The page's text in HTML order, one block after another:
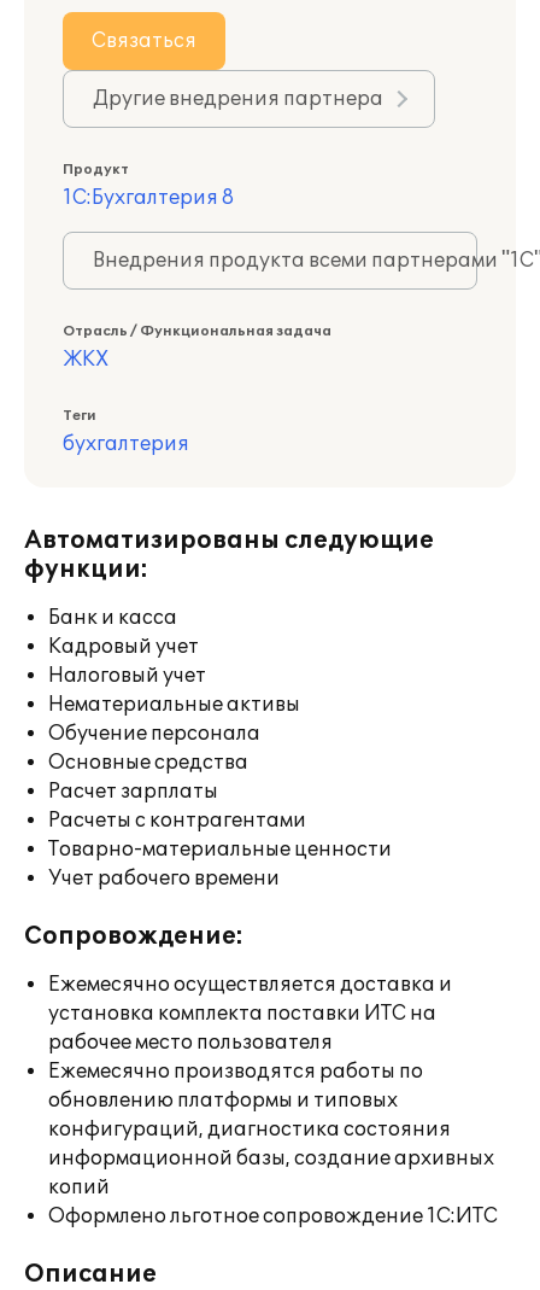
Связаться
Другие внедрения партнера
Продукт
1С:Бухгалтерия 8
Внедрения продукта всеми партнерами
Отрасль / Функциональная задача
ЖКХ
Теги
бухгалтерия
Автоматизированы следующие
функции:
Банк и касса
Кадровый учет
Налоговый учет
Нематериальные активы
Обучение персонала
Основные средства
Расчет зарплаты
Расчеты с контрагентами
Товарно-материальные ценности
Учет рабочего времени
Сопровождение:
Ежемесячно осуществляется доставка и
установка комплекта поставки ИТС на
рабочее место пользователя
Ежемесячно производятся работы по
обновлению платформы и типовых
конфигураций, диагностика состояния
информационной базы, создание архивных
копий
Оформлено льготное сопровождение 1С:ИТС
Описание